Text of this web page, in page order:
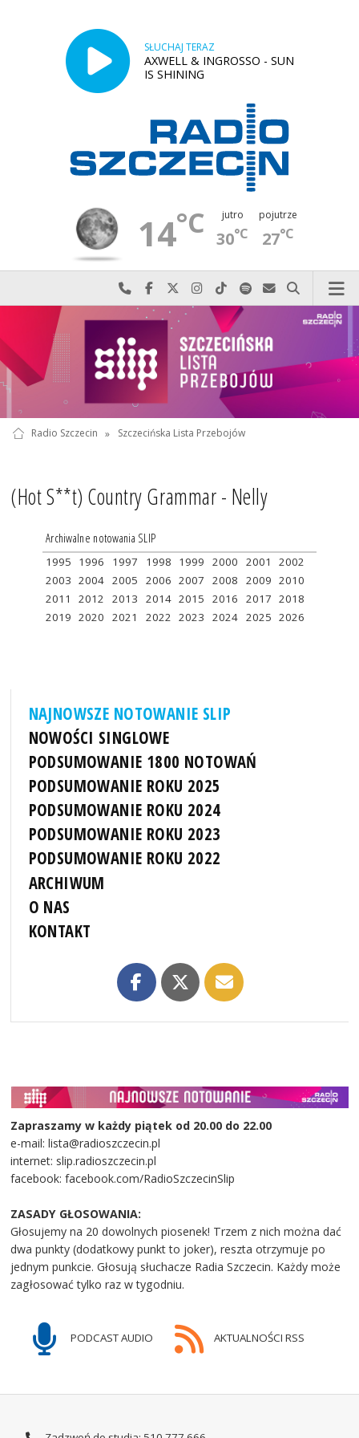
SŁUCHAJ TERAZ
AXWELL & INGROSSO - SUN
IS SHINING
14°C jutro
30°C
pojutrze
27°C
Najlepiej po prostu do nas zadzwoń
Odwiedź nas na Facebook-u
Odwiedź nas na X
Odwiedź nas na Instagram-ie
Odwiedź nas na TikTok-u
Szukaj nas na Spotify
Wyślij do nas
Szukaj
Radio Szczecin » Szczecińska Lista Przebojów
(Hot S**t) Country Grammar - Nelly
Archiwalne notowania SLIP
1995 1996 1997 1998 1999 2000 2001
2002
2003 2004 2005 2006 2007 2008 2009 2010
2011
2012 2013 2014 2015 2016 2017 2018
2019 2020 2021 2022 2023 2024 2025 2026
NAJNOWSZE NOTOWANIE SLIP
NOWOŚCI SINGLOWE
PODSUMOWANIE 1800 NOTOWAŃ
PODSUMOWANIE ROKU 2025
PODSUMOWANIE ROKU 2024
PODSUMOWANIE ROKU 2023
PODSUMOWANIE ROKU 2022
ARCHIWUM
O NAS
KONTAKT
Zapraszamy w każdy piątek od 20.00 do 22.00
e-mail: lista@radioszczecin.pl
internet: slip.radioszczecin.pl
facebook: facebook.com/RadioSzczecinSlip
ZASADY GŁOSOWANIA:
Głosujemy na 20 dowolnych piosenek! Trzem z nich można dać
dwa punkty (dodatkowy punkt to joker), reszta otrzymuje po
jednym punkcie. Głosują słuchacze Radia Szczecin. Każdy może
zagłosować tylko raz w tygodniu.
PODCAST AUDIO AKTUALNOŚCI RSS